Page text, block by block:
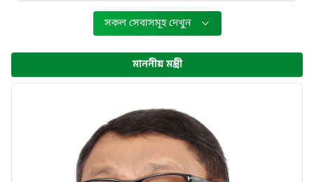
সকল সেবাসমূহ দেখুন
মাননীয় মন্ত্রী